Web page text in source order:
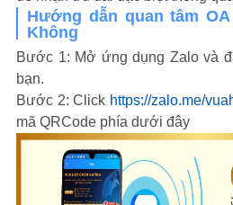
Hướng dẫn quan tâm
Không
Bước 1: Mở ứng dụng Zalo và
bạn.
Bước 2: Click https://zalo.me/
mã QRCode phía dưới đây